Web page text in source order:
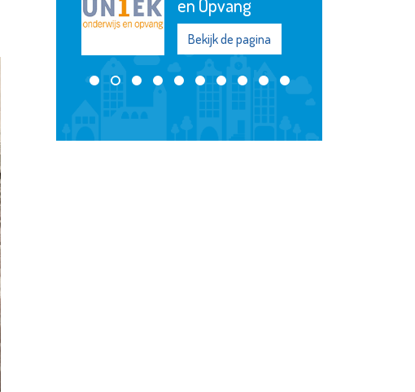
en Opvang
Bekijk de pagina